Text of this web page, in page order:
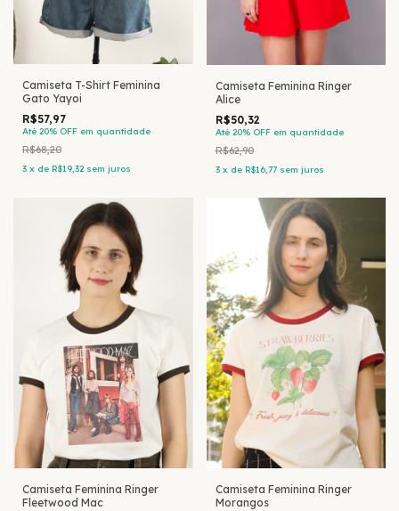
Camiseta T-Shirt Feminina
Gato Yayoi
R$57,97
Até 20% OFF em quantidade
R$68,20
3 x de R$19,32 sem juros
Camiseta Feminina Ringer
Alice
R$50,32
Até 20% OFF em quantidade
R$62,90
3 x de R$16,77 sem juros
Camiseta Feminina Ringer
Fleetwood Mac
Camiseta Feminina Ringer
Morangos